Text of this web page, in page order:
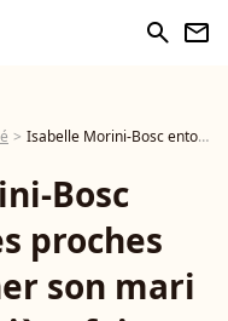
search newsletter
Isabelle Morini-Bosc entourée de ses proches pour accompagner son mari Alain une dernière fois, cérémonie dans l'Isère
Bosc
proches
son mari